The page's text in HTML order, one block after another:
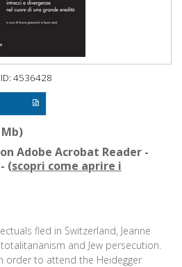
ID: 4536428
Mb)
Adobe Acrobat Reader -
(scopri come aprire i
fled in Switzerland, Jeanne
and Jew persecution.
order to attend the Heidegger